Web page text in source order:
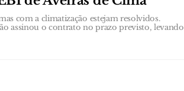
com a climatização estejam resolvidos.
assinou o contrato no prazo previsto, levando